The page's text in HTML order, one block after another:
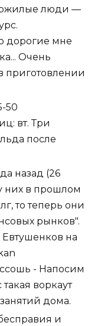
люди —
дорогие мне
Очень
приготовлении
50
вт. Три
после
назад (26
них в прошлом
то теперь они
рынков".
Евтушенков на
- Напосим
воркаут
дома.
и